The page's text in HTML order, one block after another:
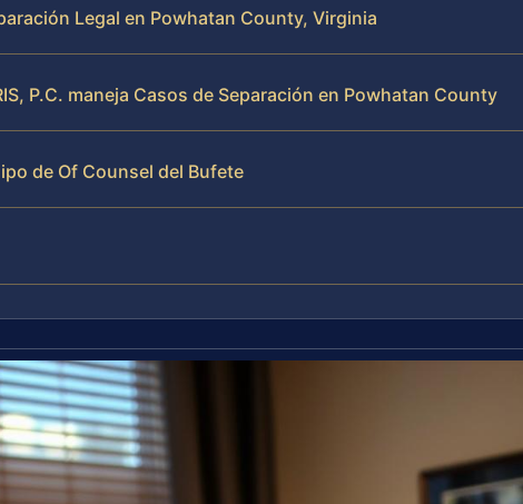
Legal en Powhatan County, Virginia
P.C. maneja Casos de Separación en Powhatan County
de Of Counsel del Bufete